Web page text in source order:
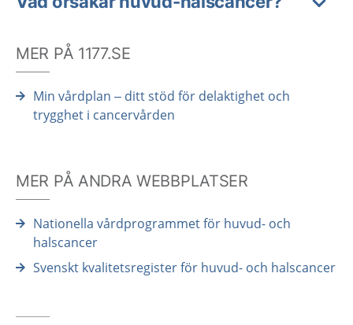
MER PÅ 1177.SE
Min vårdplan – ditt stöd för delaktighet och
trygghet i cancervården
MER PÅ ANDRA WEBBPLATSER
Nationella vårdprogrammet för huvud- och
halscancer
Svenskt kvalitetsregister för huvud- och halscancer